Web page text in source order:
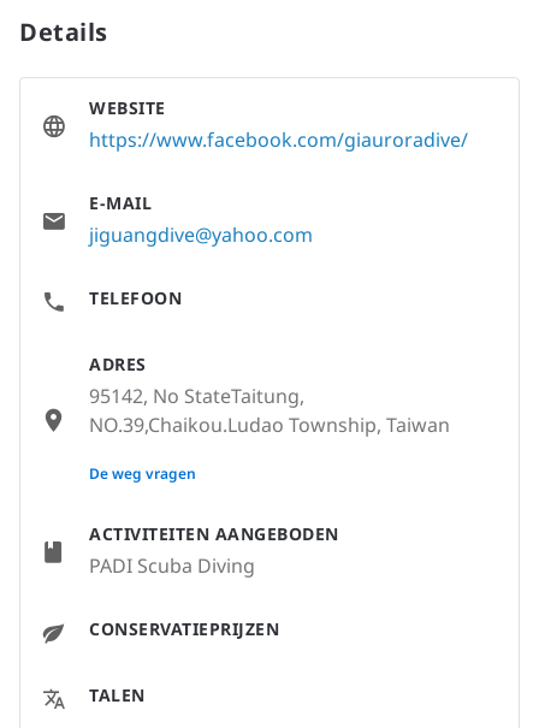
Details
ACTIVITEITEN AANGEBODEN
PADI Scuba Diving
CONSERVATIEPRIJZEN
TALEN
WEBSITE
https://www.facebook.com/giauroradive/
E-MAIL
jiguangdive@yahoo.com
TELEFOON
ADRES
95142, No StateTaitung,
NO.39,Chaikou.Ludao Township, Taiwan
None
De weg vragen